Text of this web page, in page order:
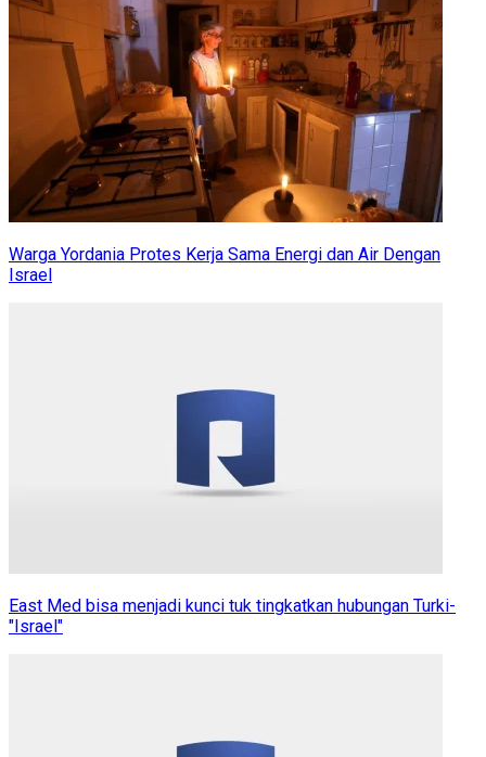
Warga Yordania Protes Kerja Sama Energi dan Air Dengan
Israel
East Med bisa menjadi kunci tuk tingkatkan hubungan Turki-
"Israel"